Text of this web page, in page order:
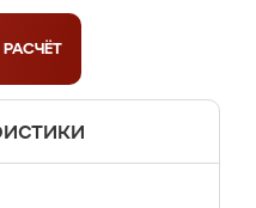
РАСЧЁТ